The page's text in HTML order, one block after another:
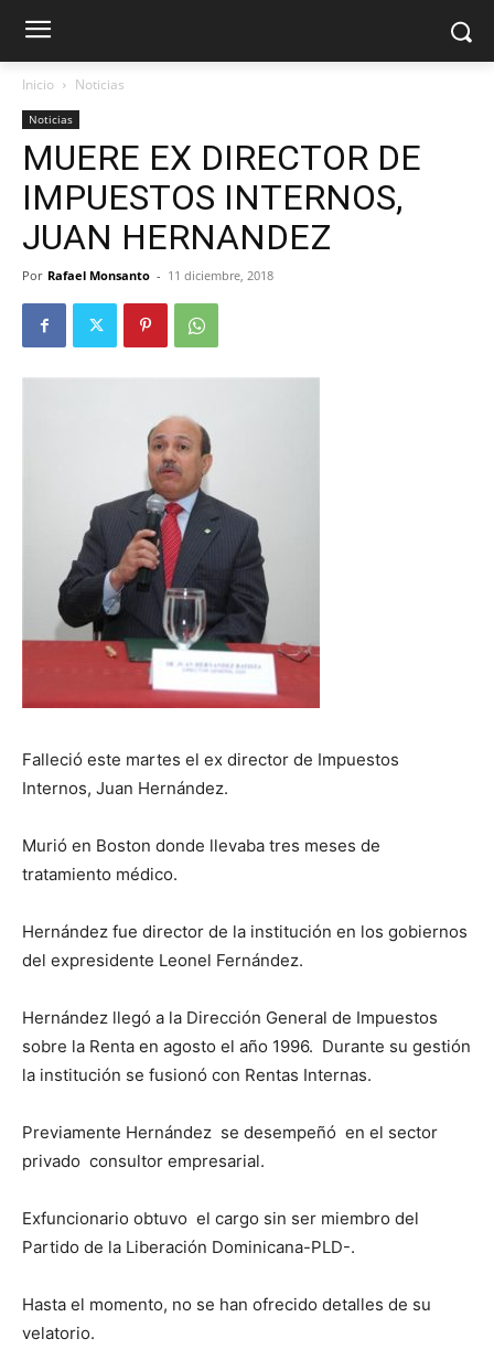
Inicio Noticias
Noticias
MUERE EX DIRECTOR DE
IMPUESTOS INTERNOS,
JUAN HERNANDEZ
Por Rafael Monsanto - 11 diciembre, 2018
Falleció este martes el ex director de Impuestos
Internos, Juan Hernández.
Murió en Boston donde llevaba tres meses de
tratamiento médico.
Hernández fue director de la institución en los gobiernos
del expresidente Leonel Fernández.
Hernández llegó a la Dirección General de Impuestos
sobre la Renta en agosto el año 1996. Durante su gestión
la institución se fusionó con Rentas Internas.
Previamente Hernández se desempeñó en el sector
privado consultor empresarial.
Exfuncionario obtuvo el cargo sin ser miembro del
Partido de la Liberación Dominicana-PLD-.
Hasta el momento, no se han ofrecido detalles de su
velatorio.